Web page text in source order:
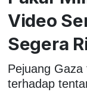
Video
Segera
Pejuang
terhadap